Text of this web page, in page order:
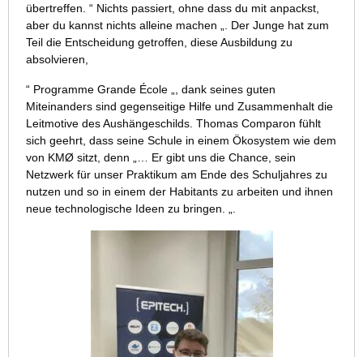
übertreffen. “ Nichts passiert, ohne dass du mit anpackst,
aber du kannst nichts alleine machen „. Der Junge hat zum
Teil die Entscheidung getroffen, diese Ausbildung zu
absolvieren,
“ Programme Grande École „, dank seines guten
Miteinanders sind gegenseitige Hilfe und Zusammenhalt die
Leitmotive des Aushängeschilds. Thomas Comparon fühlt
sich geehrt, dass seine Schule in einem Ökosystem wie dem
von KMØ sitzt, denn „… Er gibt uns die Chance, sein
Netzwerk für unser Praktikum am Ende des Schuljahres zu
nutzen und so in einem der Habitants zu arbeiten und ihnen
neue technologische Ideen zu bringen. „.